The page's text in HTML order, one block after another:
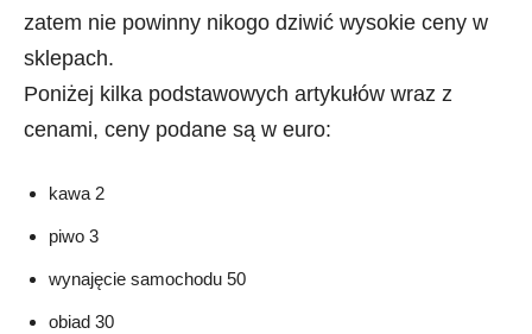
zatem nie powinny nikogo dziwić wysokie ceny w
sklepach.
Poniżej kilka podstawowych artykułów wraz z
cenami, ceny podane są w euro:
kawa 2
piwo 3
wynajęcie samochodu 50
obiad 30